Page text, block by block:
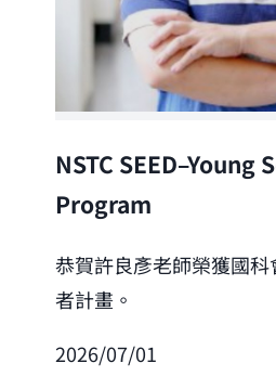
NSTC SEED–Young
Program
恭賀許良彥老師榮獲國
者計畫。
2026/07/01